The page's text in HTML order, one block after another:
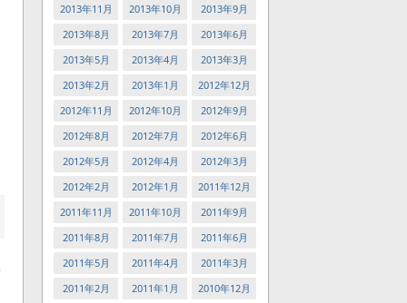
2013年11月
2013年10月
2013年9月
2013年8月
2013年7月
2013年6月
2013年5月
2013年4月
2013年3月
2013年2月
2013年1月
2012年12月
2012年11月
2012年10月
2012年9月
2012年8月
2012年7月
2012年6月
2012年5月
2012年4月
2012年3月
2012年2月
2012年1月
2011年12月
2011年11月
2011年10月
2011年9月
2011年8月
2011年7月
2011年6月
2011年5月
2011年4月
2011年3月
2011年2月
2011年1月 2010年12月